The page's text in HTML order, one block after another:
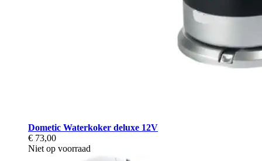
Dometic Waterkoker deluxe 12V
€ 73,00
Niet op voorraad